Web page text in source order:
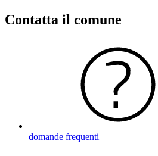
Contatta il comune
domande frequenti